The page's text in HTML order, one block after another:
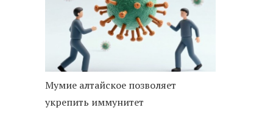
Мумие алтайское позволяет
укрепить иммунитет